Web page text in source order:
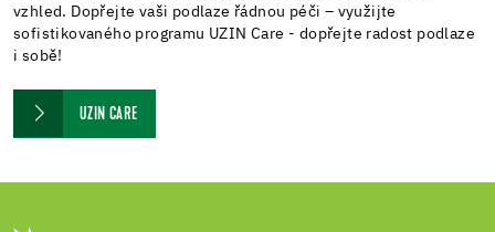
vzhled. Dopřejte vaši podlaze řádnou péči – využijte
sofistikovaného programu UZIN Care - dopřejte radost podlaze
i sobě!
UZIN CARE